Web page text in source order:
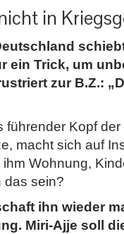
in
ein Trick, um
zur B.Z.:
führender Kopf
macht sich auf
Wohnung,
das sein?
ihn wieder
Miri-Ajje soll